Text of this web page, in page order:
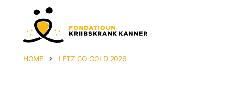
HOME LËTZ GO GOLD 2026